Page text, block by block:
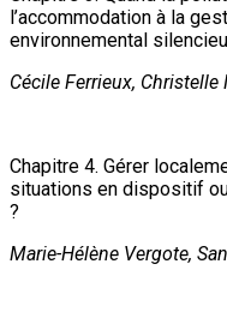
l’accommodation à la
environnemental
Cécile Ferrieux,
Chapitre 4. Gérer
situations en dispositif
?
Marie-Hélène Vergote,